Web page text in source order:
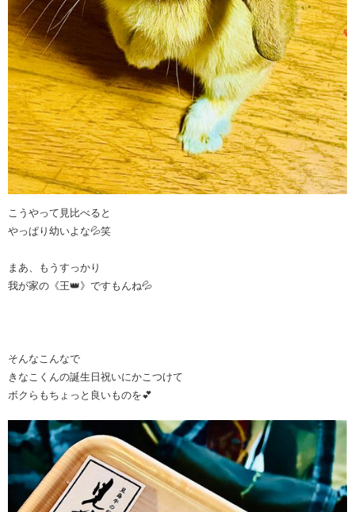
こうやって見比べると
やっぱり幼いよな💦笑
まあ、もうすっかり
我が家の《王👑》ですもんね💦
そんなこんなで
きなこくんの誕生日祝いにかこつけて
ボクらもちょっと良いものを💕